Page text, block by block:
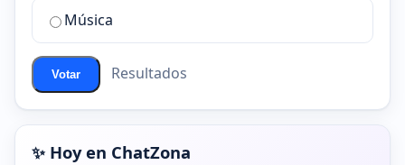
ChatZona?
Música
Votar Resultados
✨ Hoy en ChatZona